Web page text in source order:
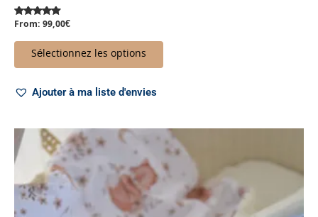
Note
sur 5
From:99,00€
Sélectionnez les options
Ajouter à ma liste d'envies
Ce
produit
a
plusieurs
variations.